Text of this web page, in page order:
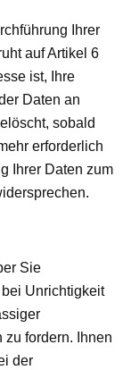
Ihrer
auf Artikel 6
ist, Ihre
Daten an
sobald
erforderlich
Ihrer Daten zum
Sie
Unrichtigkeit
fordern. Ihnen
der